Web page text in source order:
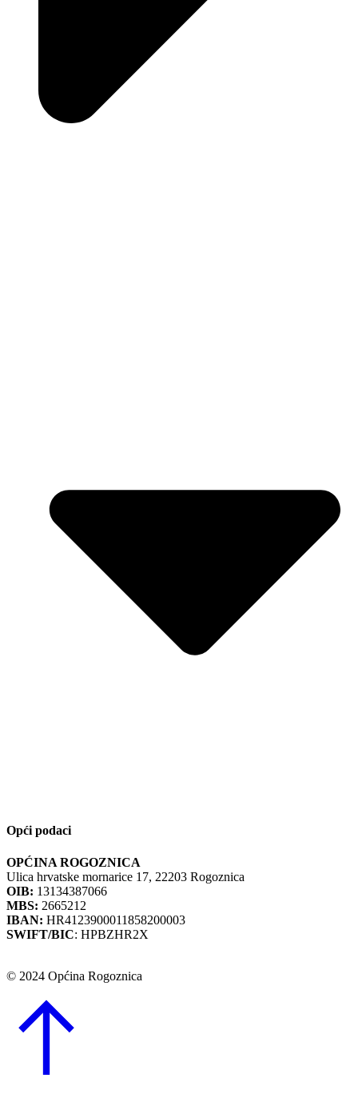
Opći podaci
OPĆINA ROGOZNICA
Ulica hrvatske mornarice 17, 22203 Rogoznica
OIB: 13134387066
MBS: 2665212
IBAN: HR4123900011858200003
SWIFT/BIC: HPBZHR2X
© 2024 Općina Rogoznica